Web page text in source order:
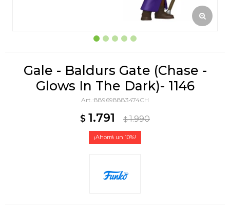
Gale - Baldurs Gate (Chase -
Glows In The Dark)- 1146
889698883474CH
$ 1.791 $ 1.990
10